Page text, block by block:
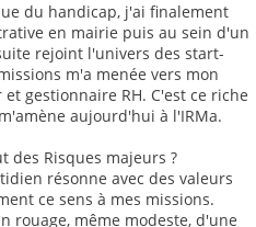
du handicap, j'ai finalement
en mairie puis au sein d'un
rejoint l'univers des start-
m'a menée vers mon
gestionnaire RH. C'est ce riche
aujourd'hui à l'IRMa.
des Risques majeurs ?
résonne avec des valeurs
ce sens à mes missions.
rouage, même modeste, d'une